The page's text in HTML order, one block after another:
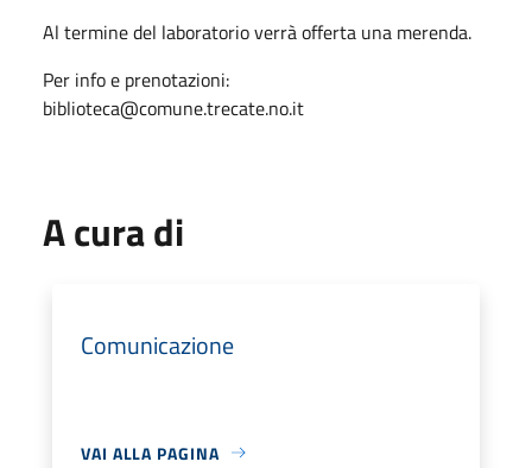
Al termine del laboratorio verrà offerta una merenda.
Per info e prenotazioni:
biblioteca@comune.trecate.no.it
A cura di
Comunicazione
VAI ALLA PAGINA